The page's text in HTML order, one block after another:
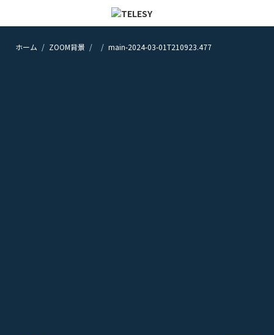
ホーム
ホーム ZOOM背景 main-2024-03-01T210923.477